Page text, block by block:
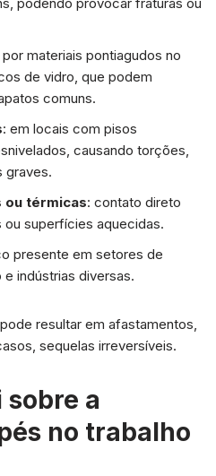
materiais pontiagudos no
de vidro, que podem
comuns.
: em locais com pisos
causando torções,
graves.
ou térmicas: contato direto
superfícies aquecidas.
presente em setores de
indústrias diversas.
resultar em afastamentos,
sequelas irreversíveis.
sobre a
no trabalho